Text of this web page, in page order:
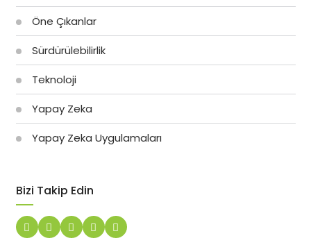
Öne Çıkanlar
Sürdürülebilirlik
Teknoloji
Yapay Zeka
Yapay Zeka Uygulamaları
Bizi Takip Edin